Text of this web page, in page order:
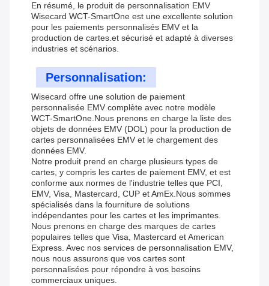
En résumé, le produit de personnalisation EMV
Wisecard WCT-SmartOne est une excellente solution
pour les paiements personnalisés EMV et la
production de cartes.et sécurisé et adapté à diverses
industries et scénarios.
Personnalisation:
Wisecard offre une solution de paiement
personnalisée EMV complète avec notre modèle
WCT-SmartOne.Nous prenons en charge la liste des
objets de données EMV (DOL) pour la production de
cartes personnalisées EMV et le chargement des
données EMV.
Notre produit prend en charge plusieurs types de
cartes, y compris les cartes de paiement EMV, et est
conforme aux normes de l'industrie telles que PCI,
EMV, Visa, Mastercard, CUP et AmEx.Nous sommes
spécialisés dans la fourniture de solutions
indépendantes pour les cartes et les imprimantes.
Nous prenons en charge des marques de cartes
populaires telles que Visa, Mastercard et American
Express. Avec nos services de personnalisation EMV,
nous nous assurons que vos cartes sont
personnalisées pour répondre à vos besoins
commerciaux uniques.